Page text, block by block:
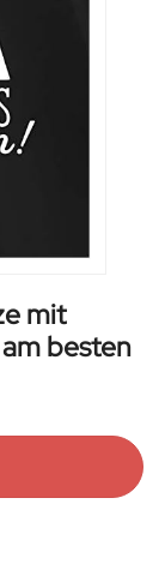
mit
besten